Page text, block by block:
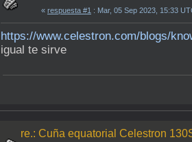
« respuesta #1 : Mar, 05 Sep 2023, 15:33
https://www.celestron.com/blogs/
igual te sirve
re.: Cuña equatorial Celestron